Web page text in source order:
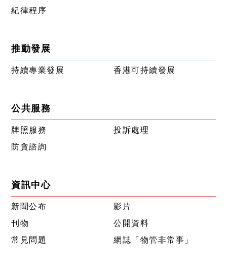
紀律程序
推動發展
持續專業發展 香港可持續發展
公共服務
牌照服務
投訴處理
防貪諮詢
資訊中心
新聞公布
影片
刊物
公開資料
常見問題
網誌「物管非常事」